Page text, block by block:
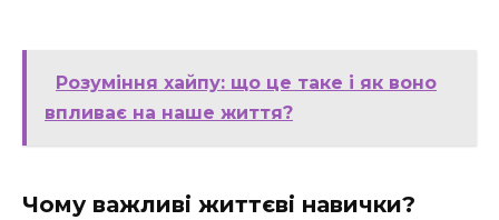
Розуміння хайпу: що це таке і як воно
впливає на наше життя?
Чому важливі життєві навички?